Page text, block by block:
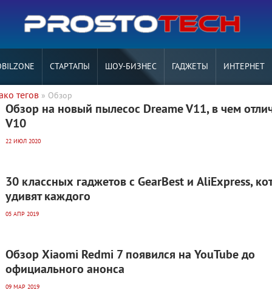
СТАРТАПЫ ШОУ-БИЗНЕС ГАДЖЕТЫ ИНТЕРНЕТ
тегов » Обзор
Обзор на новый пылесос Dreame V11, в чем
V10
22 ИЮЛ 2020
30 классных гаджетов с GearBest и AliExpress,
удивят каждого
05 АПР 2019
Обзор Xiaomi Redmi 7 появился на YouTube до
официального анонса
09 МАР 2019